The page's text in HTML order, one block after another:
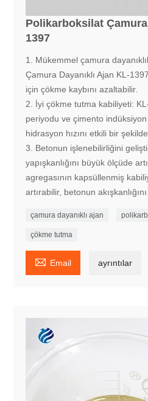
Polikarboksilat Çamura
1397
1. Mükemmel çamura
Çamura Dayanıklı Ajan KL-
için çökme kaybını azaltabilir.
2. İyi çökme tutma kabiliyeti:
periyodu ve çimento indüksiyon
hidrasyon hızını etkili bir
3. Betonun işlenebilirliğini
yapışkanlığını büyük ölçüde
agregasının kapsüllenmiş
artırabilir, betonun
çamura dayanıklı ajan
çökme tutma
 Email ayrıntılar